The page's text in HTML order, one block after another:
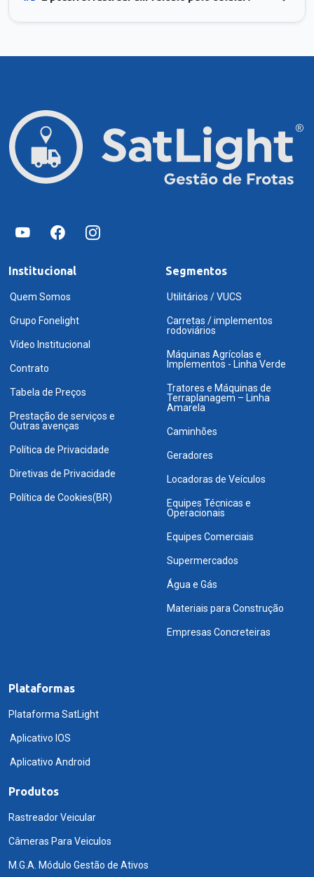
Institucional
Quem Somos
Grupo Fonelight
Vídeo Institucional
Contrato
Tabela de Preços
Prestação de serviços e
Outras avenças
Política de Privacidade
Diretivas de Privacidade
Política de Cookies(BR)
Segmentos
Utilitários / VUCS
Carretas / implementos
rodoviários
Máquinas Agrícolas e
Implementos - Linha Verde
Tratores e Máquinas de
Terraplanagem – Linha
Amarela
Caminhões
Geradores
Locadoras de Veículos
Equipes Técnicas e
Operacionais
Equipes Comerciais
Supermercados
Água e Gás
Materiais para Construção
Empresas Concreteiras
Plataformas
Plataforma SatLight
Aplicativo IOS
Aplicativo Android
Produtos
Rastreador Veicular
Câmeras Para Veiculos
M.G.A. Módulo Gestão de Ativos